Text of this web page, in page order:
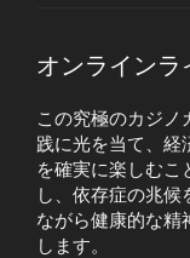
オンラインラ
この究極のカジノ
践に光を当て、経
を確実に楽しむこ
し、依存症の兆
ながら健康的な精
します。